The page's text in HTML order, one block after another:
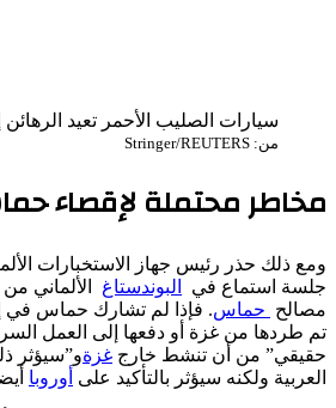
سيارات الصليب الأحمر تعيد الرهائن
من: Stringer/REUTERS
مخاطر محتملة لإقصاء
ومع ذلك حذر رئيس جهاز الاستخبارات
جلسة استماع في
البوندستاغ الألماني
مصالح حماس. فإذا لم تشارك حماس في
تم طردها من غزة أو دفعها إلى العمل
حقيقي” من أن تنشط خارج غزةو”سيؤثر
العربية ولكنه سيؤثر بالتأكيد على أوروبا